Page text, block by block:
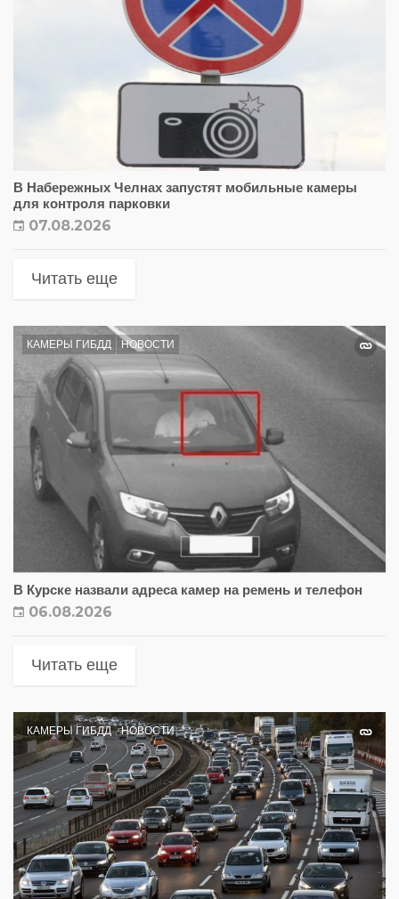
В Набережных Челнах запустят мобильные камеры
для контроля парковки
07.08.2026
Читать еще
КАМЕРЫ ГИБДД НОВОСТИ
В Курске назвали адреса камер на ремень и телефон
06.08.2026
Читать еще
КАМЕРЫ ГИБДД НОВОСТИ